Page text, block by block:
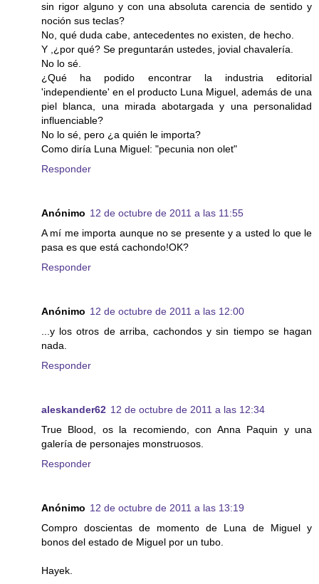
sin rigor alguno y con una absoluta carencia de sentido y
noción sus teclas?
No, qué duda cabe, antecedentes no existen, de hecho.
Y ,¿por qué? Se preguntarán ustedes, jovial chavalería.
No lo sé.
¿Qué ha podido encontrar la industria editorial
'independiente' en el producto Luna Miguel, además de una
piel blanca, una mirada abotargada y una personalidad
influenciable?
No lo sé, pero ¿a quién le importa?
Como diría Luna Miguel: "pecunia non olet"
Responder
Anónimo 12 de octubre de 2011 a las 11:55
A mí me importa aunque no se presente y a usted lo que le
pasa es que está cachondo!OK?
Responder
Anónimo 12 de octubre de 2011 a las 12:00
...y los otros de arriba, cachondos y sin tiempo se hagan
nada.
Responder
aleskander62 12 de octubre de 2011 a las 12:34
True Blood, os la recomiendo, con Anna Paquin y una
galería de personajes monstruosos.
Responder
Anónimo 12 de octubre de 2011 a las 13:19
Compro doscientas de momento de Luna de Miguel y
bonos del estado de Miguel por un tubo.
Hayek.